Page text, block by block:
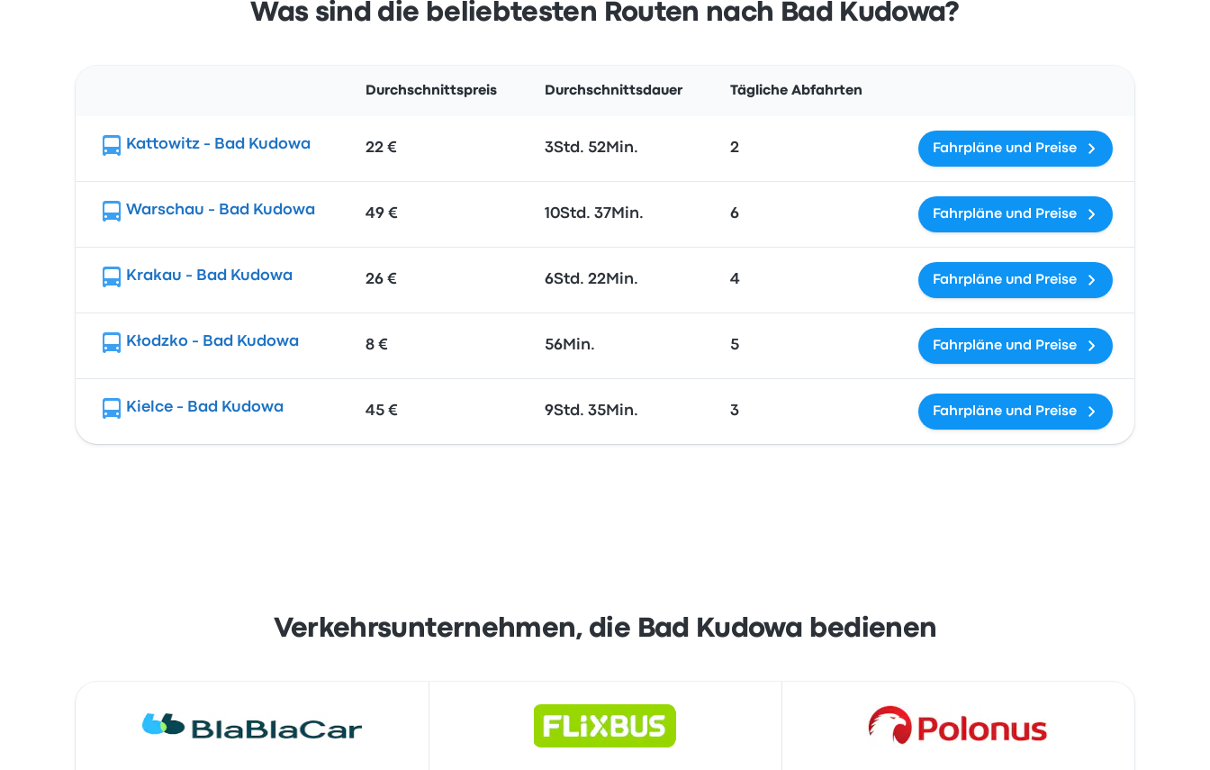
Was sind die beliebtesten Routen nach Bad Kudowa?
Durchschnittspreis Durchschnittsdauer Tägliche Abfahrten
Kattowitz - Bad Kudowa 22 € 3Std. 52Min. 2 Fahrpläne und Preise
Warschau - Bad Kudowa 49 € 10Std. 37Min. 6 Fahrpläne und Preise
Krakau - Bad Kudowa 26 € 6Std. 22Min. 4 Fahrpläne und Preise
Kłodzko - Bad Kudowa 8 € 56Min. 5 Fahrpläne und Preise
Kielce - Bad Kudowa 45 € 9Std. 35Min. 3 Fahrpläne und Preise
Verkehrsunternehmen, die Bad Kudowa bedienen